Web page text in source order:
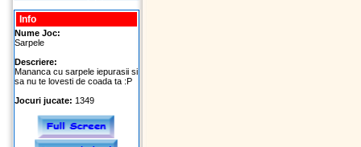
Info
Nume Joc:
Sarpele
Descriere:
Mananca cu sarpele iepurasii si
sa nu te lovesti de coada ta :P
Jocuri jucate: 1349